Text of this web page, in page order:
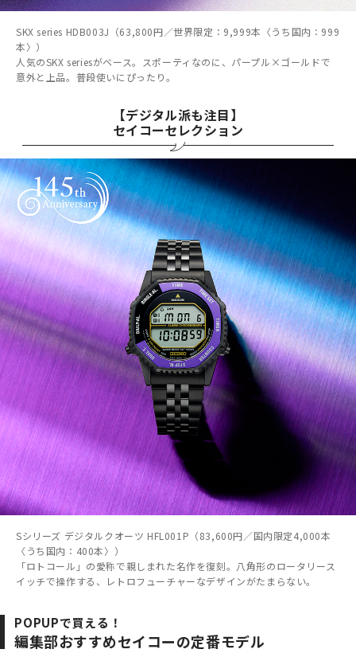
SKX series HDB003J（63,800円／世界限定：9,999本〈うち国内：999
本〉）
人気のSKX seriesがベース。スポーティなのに、パープル×ゴールドで
意外と上品。普段使いにぴったり。
【デジタル派も注目】
セイコーセレクション
Sシリーズ デジタルクオーツ HFL001P（83,600円／国内限定4,000本
〈うち国内：400本〉）
「ロトコール」の愛称で親しまれた名作を復刻。八角形のロータリース
イッチで操作する、レトロフューチャーなデザインがたまらない。
POPUPで買える！
編集部おすすめセイコーの定番モデル